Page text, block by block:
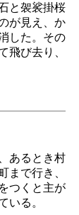
と袈裟掛桜
が見え、か
した。その
飛び去り、
あるとき村
まで行き、
つくと主が
いる。